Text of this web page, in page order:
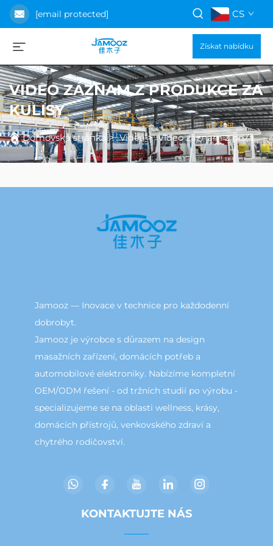
[email protected] CS
Získat nabídku
VIDEO ZÁZNAM Z PRODUKCE ZA
KULISY
Domovská stránka>Videa>Video záznam z pozadí výroby
Jamooz — Inovace v technice pro každodenní
dobrobyt.
Jamooz je výrobce s důrazem na design
masažních zařízení, domácích potřeb a
automobilové elektroniky. Nabízíme kompletní
OEM/ODM řešení - od tržních studií po výrobu -
specializujeme se na oblasti wellness, krásy,
domácích přístrojů, venkovského zdraví a
chytrého rodičovství.
KONTAKTUJTE NÁS